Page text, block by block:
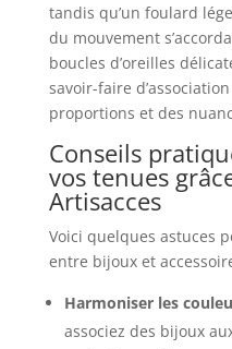
tandis qu’un foulard
du mouvement
boucles d’oreilles
savoir-faire
proportions et des
Conseils
vos tenues
Artisacces
Voici quelques astuces
entre bijoux et
Harmoniser les
associez des bijoux